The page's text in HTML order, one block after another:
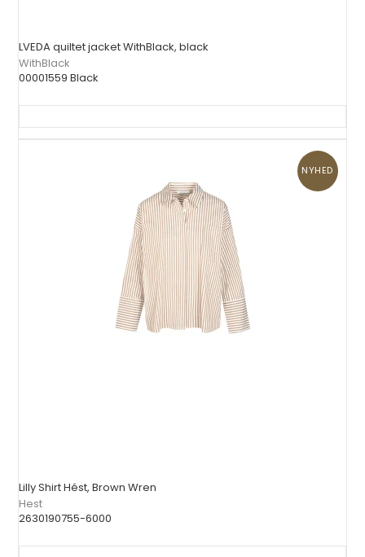
LVEDA quiltet jacket WithBlack, black
WithBlack
00001559 Black
NYHED
Lilly Shirt Hést, Brown Wren
Hest
2630190755-6000